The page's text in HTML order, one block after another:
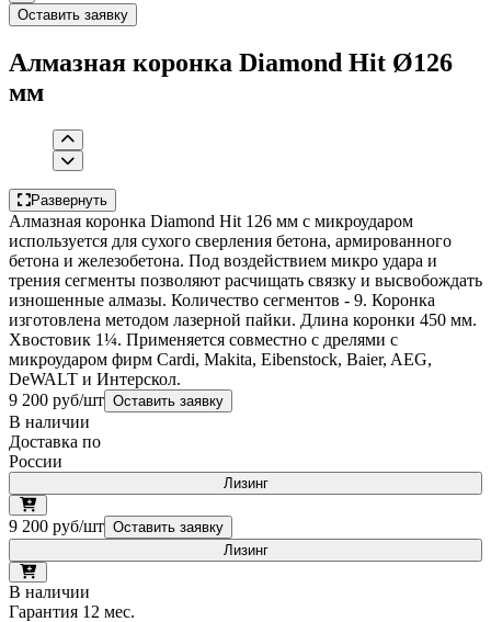
Оставить заявку
Алмазная коронка Diamond Hit Ø126
мм
Развернуть
Алмазная коронка Diamond Hit 126 мм с микроударом
используется для сухого сверления бетона, армированного
бетона и железобетона. Под воздействием микро удара и
трения сегменты позволяют расчищать связку и высвобождать
изношенные алмазы. Количество сегментов - 9. Коронка
изготовлена методом лазерной пайки. Длина коронки 450 мм.
Хвостовик 1¼. Применяется совместно с дрелями с
микроударом фирм Cardi, Makita, Eibenstock, Baier, AEG,
DeWALT и Интерскол.
9 200 руб/шт Оставить заявку
В наличии
Доставка по
России
Лизинг
9 200 руб/шт Оставить заявку
Лизинг
В наличии
Гарантия 12 мес.